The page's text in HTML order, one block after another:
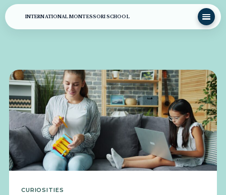
INTERNATIONAL MONTESSORI SCHOOL
CURIOSITIES